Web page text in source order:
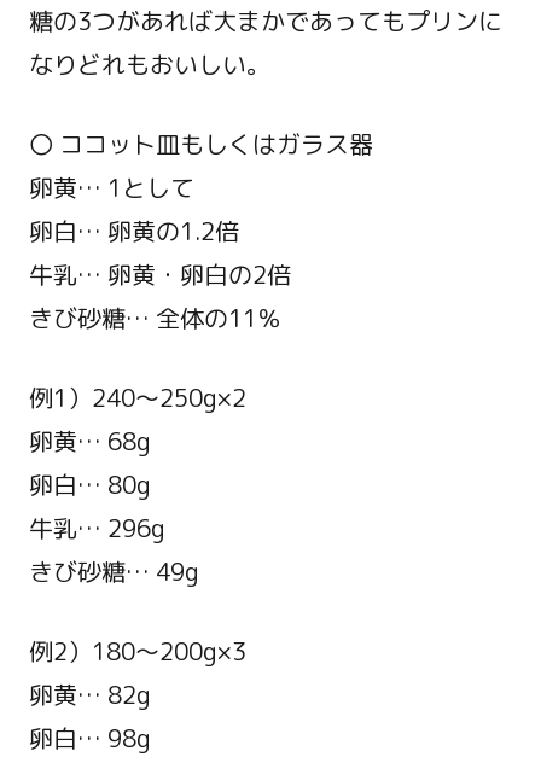
糖の3つがあれば大まかであってもプリンに
なりどれもおいしい。
〇 ココット皿もしくはガラス器
卵黄… 1として
卵白… 卵黄の1.2倍
牛乳… 卵黄・卵白の2倍
きび砂糖… 全体の11％
例1）240～250g×2
卵黄… 68g
卵白… 80g
牛乳… 296g
きび砂糖… 49g
例2）180～200g×3
卵黄… 82g
卵白… 98g